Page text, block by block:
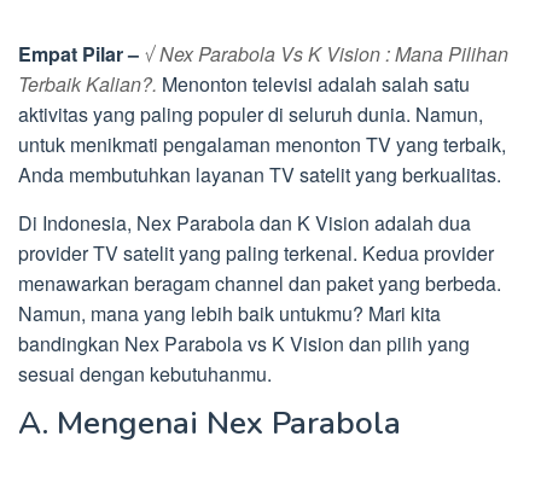
Empat Pilar – √ Nex Parabola Vs K Vision : Mana Pilihan
Terbaik Kalian?. Menonton televisi adalah salah satu
aktivitas yang paling populer di seluruh dunia. Namun,
untuk menikmati pengalaman menonton TV yang terbaik,
Anda membutuhkan layanan TV satelit yang berkualitas.
Di Indonesia, Nex Parabola dan K Vision adalah dua
provider TV satelit yang paling terkenal. Kedua provider
menawarkan beragam channel dan paket yang berbeda.
Namun, mana yang lebih baik untukmu? Mari kita
bandingkan Nex Parabola vs K Vision dan pilih yang
sesuai dengan kebutuhanmu.
A. Mengenai Nex Parabola